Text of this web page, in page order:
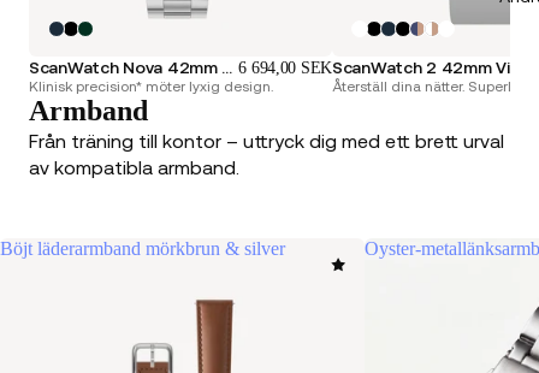
ScanWatch Nova 42mm blå 6 694,00 SEK
Klinisk precision* möter lyxig design. Återställ dina nätter.
Armband
Från träning till kontor – uttryck dig med ett brett urval
av kompatibla armband.
Böjt läderarmband mörkbrun & silver Oyster-